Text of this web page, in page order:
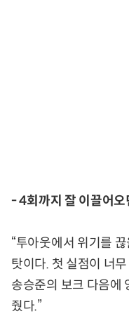
- 4회까지 잘 이끌어
“투아웃에서 위기를
탓이다. 첫 실점이 너
송승준의 보크 다음에
줬다.”